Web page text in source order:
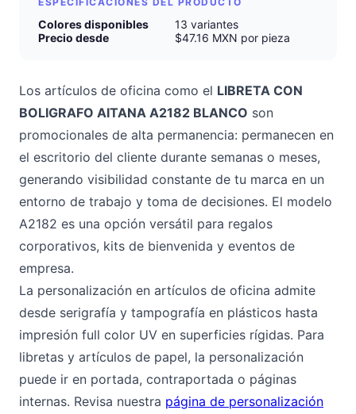
Colores disponibles
13 variantes
Precio desde
$47.16 MXN por pieza
Los artículos de oficina como el LIBRETA CON
BOLIGRAFO AITANA A2182 BLANCO son
promocionales de alta permanencia: permanecen en
el escritorio del cliente durante semanas o meses,
generando visibilidad constante de tu marca en un
entorno de trabajo y toma de decisiones. El modelo
A2182 es una opción versátil para regalos
corporativos, kits de bienvenida y eventos de
empresa.
La personalización en artículos de oficina admite
desde serigrafía y tampografía en plásticos hasta
impresión full color UV en superficies rígidas. Para
libretas y artículos de papel, la personalización
puede ir en portada, contraportada o páginas
internas. Revisa nuestra página de personalización